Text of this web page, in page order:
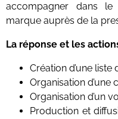
accompagner dans
marque auprès de la
La réponse et les
Création d’une
Organisation d’une
Organisation d’un
Production et